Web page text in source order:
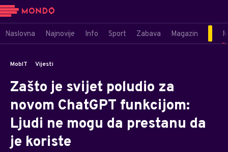
Naslovna Najnovije Info Sport Zabava Magazin
MobIT Vijesti
Zašto je svijet poludio za
novom ChatGPT funkcijom:
Ljudi ne mogu da prestanu da
je koriste